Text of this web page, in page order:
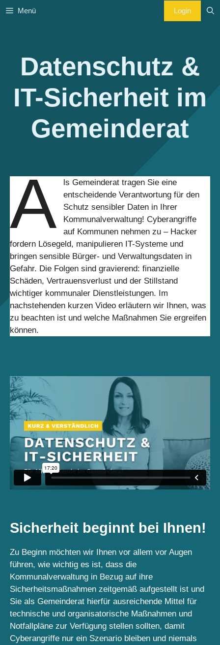
Zum
Menü Login
Datenschutz &
IT-Sicherheit im
Gemeinderat
A
ls Gemeinderat tragen Sie eine
entscheidende Verantwortung für den
Schutz sensibler Daten in Ihrer
Kommunalverwaltung! Cyberangriffe
auf Kommunen nehmen zu – Hacker
fordern Lösegeld, manipulieren IT-Systeme und
bringen sensible Bürger- und Verwaltungsdaten in
Gefahr. Die Folgen sind gravierend: finanzielle
Schäden, Vertrauensverlust und der Stillstand
wichtiger kommunaler Dienstleistungen. Im
nachstehenden kurzen Video erläutern wir Ihnen, was
zu beachten ist und welche Maßnahmen Sie ergreifen
können.
Sicherheit beginnt bei Ihnen!
Zu Beginn möchten wir Ihnen vor allem vor Augen
führen, wie wichtig es ist, dass die
Kommunalverwaltung in Bezug auf ihre
Sicherheitsmaßnahmen zeitgemäß aufgestellt ist und
Sie als Gemeinderat hierfür ausreichende Mittel für
technische und organisatorische Maßnahmen und
Notfallpläne zur Verfügung stellen sollten, damit
Cyberangriffe nur ein Szenario bleiben und niemals